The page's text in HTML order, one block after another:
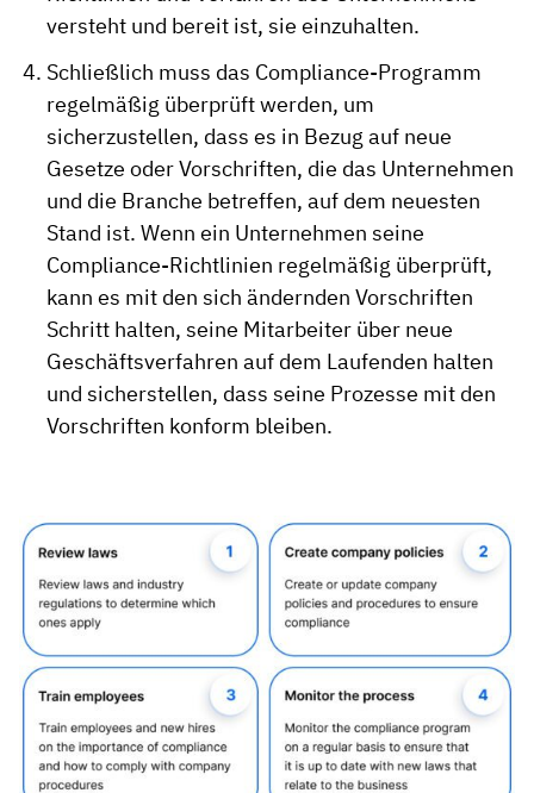
versteht und bereit ist, sie einzuhalten.
Schließlich muss das Compliance-Programm
regelmäßig überprüft werden, um
sicherzustellen, dass es in Bezug auf neue
Gesetze oder Vorschriften, die das Unternehmen
und die Branche betreffen, auf dem neuesten
Stand ist. Wenn ein Unternehmen seine
Compliance-Richtlinien regelmäßig überprüft,
kann es mit den sich ändernden Vorschriften
Schritt halten, seine Mitarbeiter über neue
Geschäftsverfahren auf dem Laufenden halten
und sicherstellen, dass seine Prozesse mit den
Vorschriften konform bleiben.